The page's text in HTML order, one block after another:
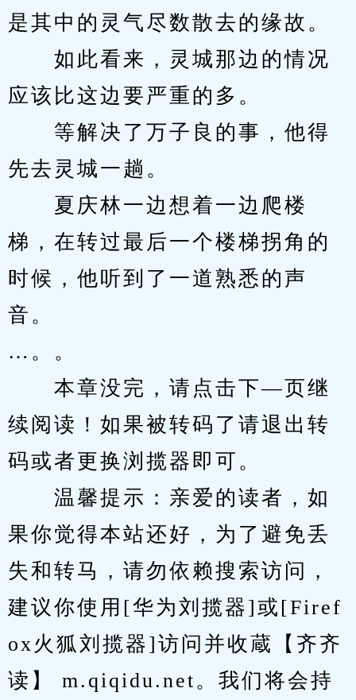
是其中的灵气尽数散去的缘故。
如此看来，灵城那边的情况
应该比这边要严重的多。
等解决了万子良的事，他得
先去灵城一趟。
夏庆林一边想着一边爬楼
梯，在转过最后一个楼梯拐角的
时候，他听到了一道熟悉的声
音。
…。。
本章没完，请点击下—页继
续阅读！如果被转码了请退出转
码或者更换浏揽器即可。
温馨提示：亲爱的读者，如
果你觉得本站还好，为了避免丢
失和转马，请勿依赖搜索访问，
建议你使用[华为刘揽器]或[Firef
ox火狐刘揽器]访问并收蔵【齐齐
读】 m.qiqidu.net。我们将会持